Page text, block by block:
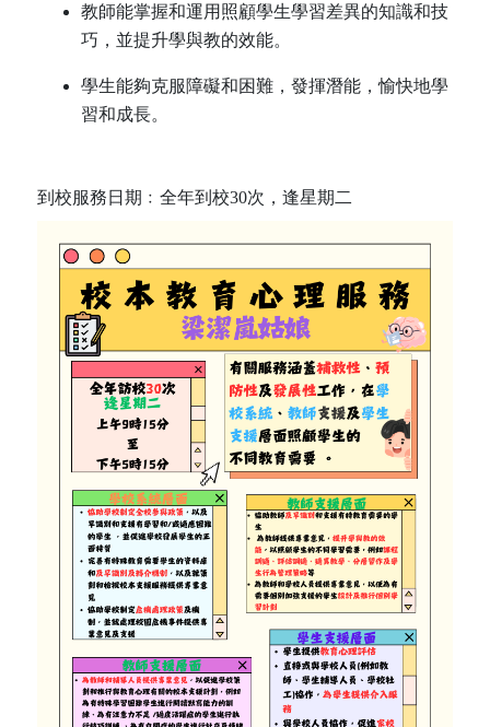
教師能掌握和運用照顧學生學習差異的知識和技
巧，並提升學與教的效能。
學生能夠克服障礙和困難，發揮潛能，愉快地學
習和成長。
到校服務日期﹕全年到校30次，逢星期二